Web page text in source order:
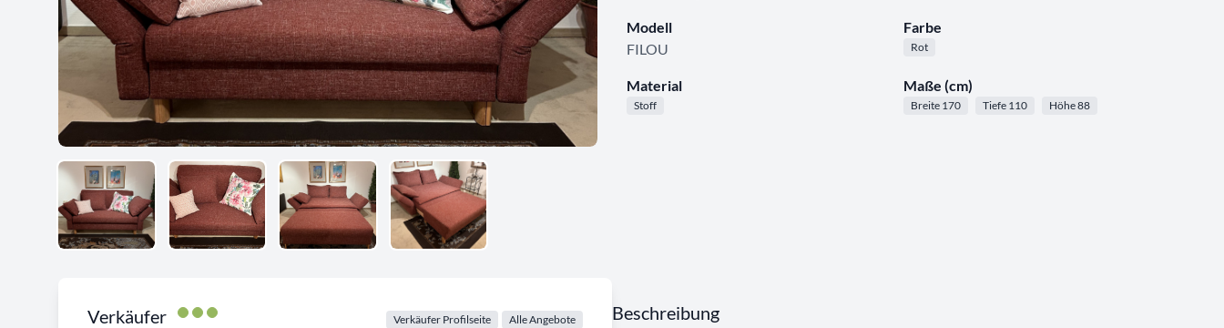
Modell
FILOU
Farbe
Rot
Material
Stoff
Maße (cm)
Breite 170 Tiefe 110 Höhe 88
Verkäufer Verkäufer Profilseite Alle Angebote Beschreibung